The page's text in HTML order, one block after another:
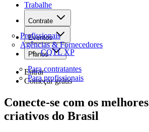
Trabalhe
Contrate
Profissionais
Agências & Fornecedores
Eventos
CQTL XP
Planos
Para contratantes
Para profissionais
Entrar
Começar grátis
Conecte-se com os melhores
criativos do Brasil